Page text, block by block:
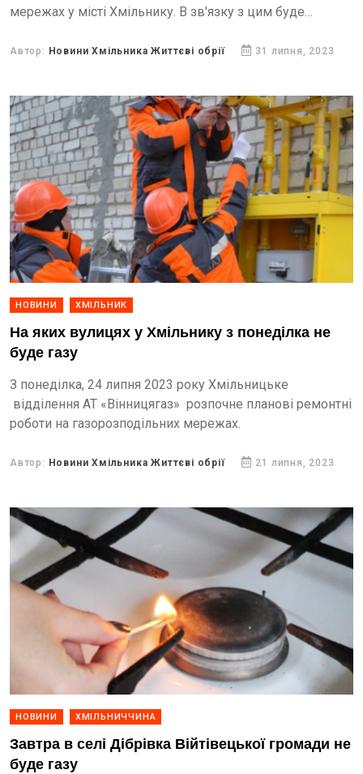
мережах у місті Хмільнику. В зв'язку з цим буде
адресами...
Автор: Новини Хмільника Життєві обрії 31 липня, 2023
НОВИНИ ХМІЛЬНИК
На яких вулицях у Хмільнику з понеділка не
буде газу
З понеділка, 24 липня 2023 року Хмільницьке
відділення АТ «Вінницягаз» розпочне планові ремонтні
роботи на газорозподільних мережах.
Автор: Новини Хмільника Життєві обрії 21 липня, 2023
НОВИНИ ХМІЛЬНИЧЧИНА
Завтра в селі Дібрівка Війтівецької громади не
буде газу